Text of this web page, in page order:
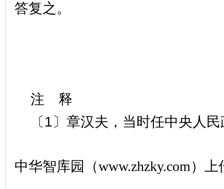
答复之。
注 释
〔1〕章汉夫，当时任中央人
中华智库园（www.zhzky.com）上